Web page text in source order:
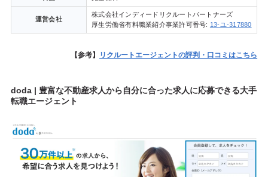
運営会社
株式会社インディードリクルートパートナーズ
厚生労働省有料職業紹介事業許可番号: 13-ユ-317880
【参考】 リクルートエージェントの評判・口コミはこちら
doda | 豊富な不動産求人から自分に合った求人に応募できる大手
転職エージェント